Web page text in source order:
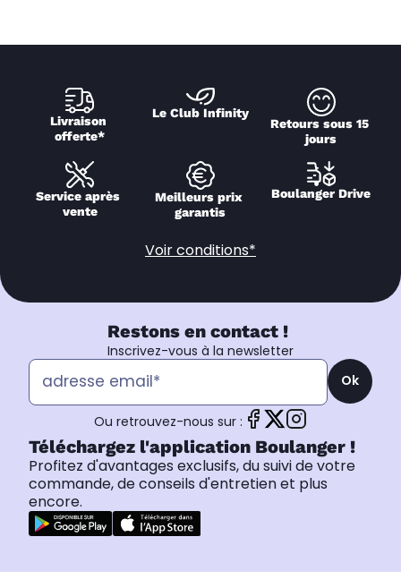
Livraison
offerte*
Le Club Infinity
Retours sous 15
jours
Service après
vente
Meilleurs prix
garantis
Boulanger Drive
Voir conditions*
Restons en contact !
Inscrivez-vous à la newsletter
Ok
Ou retrouvez-nous sur :
Téléchargez l'application Boulanger !
Profitez d'avantages exclusifs, du suivi de votre
commande, de conseils d'entretien et plus
encore.